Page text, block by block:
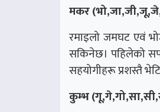
मकर
रमाइलो जमघट एवं
सकिनेछ। पहिलेको
सहयोगीहरू प्रशस्तै
कुम्भ